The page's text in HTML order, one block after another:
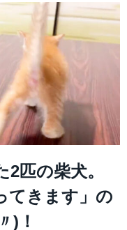
匹の柴犬。
てきます」の
)！